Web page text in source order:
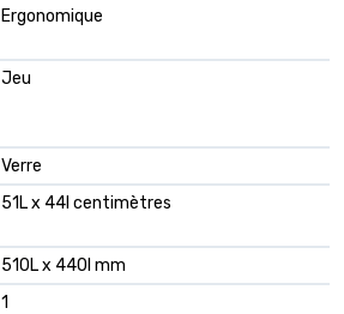
Ergonomique
Jeu
Verre
51L x 44l centimètres
510L x 440l mm
1